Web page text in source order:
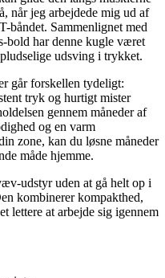
når jeg arbejdede mig ud af
båndet. Sammenlignet med
bold har denne kugle været
udsving i trykket.
går forskellen tydeligt:
tryk og hurtigt mister
gennem måneder af
og en varm
zone, kan du løsne måneder
måde hjemme.
udstyr uden at gå helt op i
kombinerer kompakthed,
lettere at arbejde sig igennem